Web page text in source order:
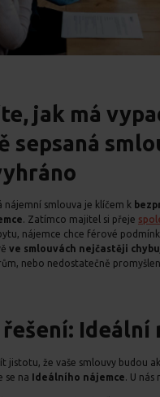
jak má
sepsaná
nájemní smlouva je klíčem k
. Zatímco majitel si přeje
nájemce chce férové
ve smlouvách nejčastěji
nebo nedostatečně
Ideální
jistotu, že vaše smlouvy budou
se na Ideálního nájemce. U nás